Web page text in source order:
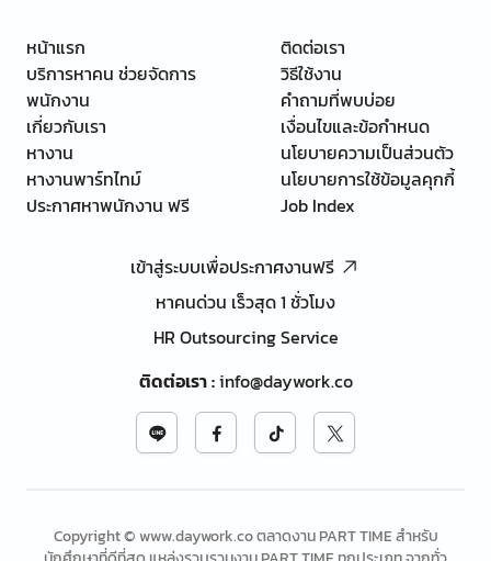
หน้าแรก
บริการหาคน ช่วยจัดการ
พนักงาน
เกี่ยวกับเรา
หางาน
หางานพาร์ทไทม์
ประกาศหาพนักงาน ฟรี
ติดต่อเรา
วิธีใช้งาน
คำถามที่พบบ่อย
เงื่อนไขและข้อกำหนด
นโยบายความเป็นส่วนตัว
นโยบายการใช้ข้อมูลคุกกี้
Job Index
เข้าสู่ระบบเพื่อประกาศงานฟรี
หาคนด่วน เร็วสุด 1 ชั่วโมง
HR Outsourcing Service
ติดต่อเรา:info@daywork.co
Copyright © www.daywork.co ตลาดงาน PART TIME สำหรับ